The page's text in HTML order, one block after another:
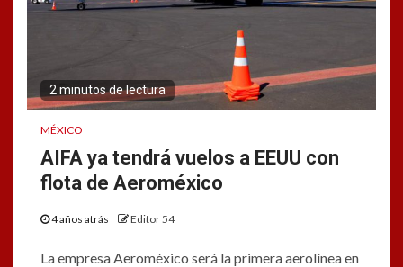
2 minutos de lectura
MÉXICO
AIFA ya tendrá vuelos a EEUU con
flota de Aeroméxico
4 años atrás Editor 54
La empresa Aeroméxico será la primera aerolínea en